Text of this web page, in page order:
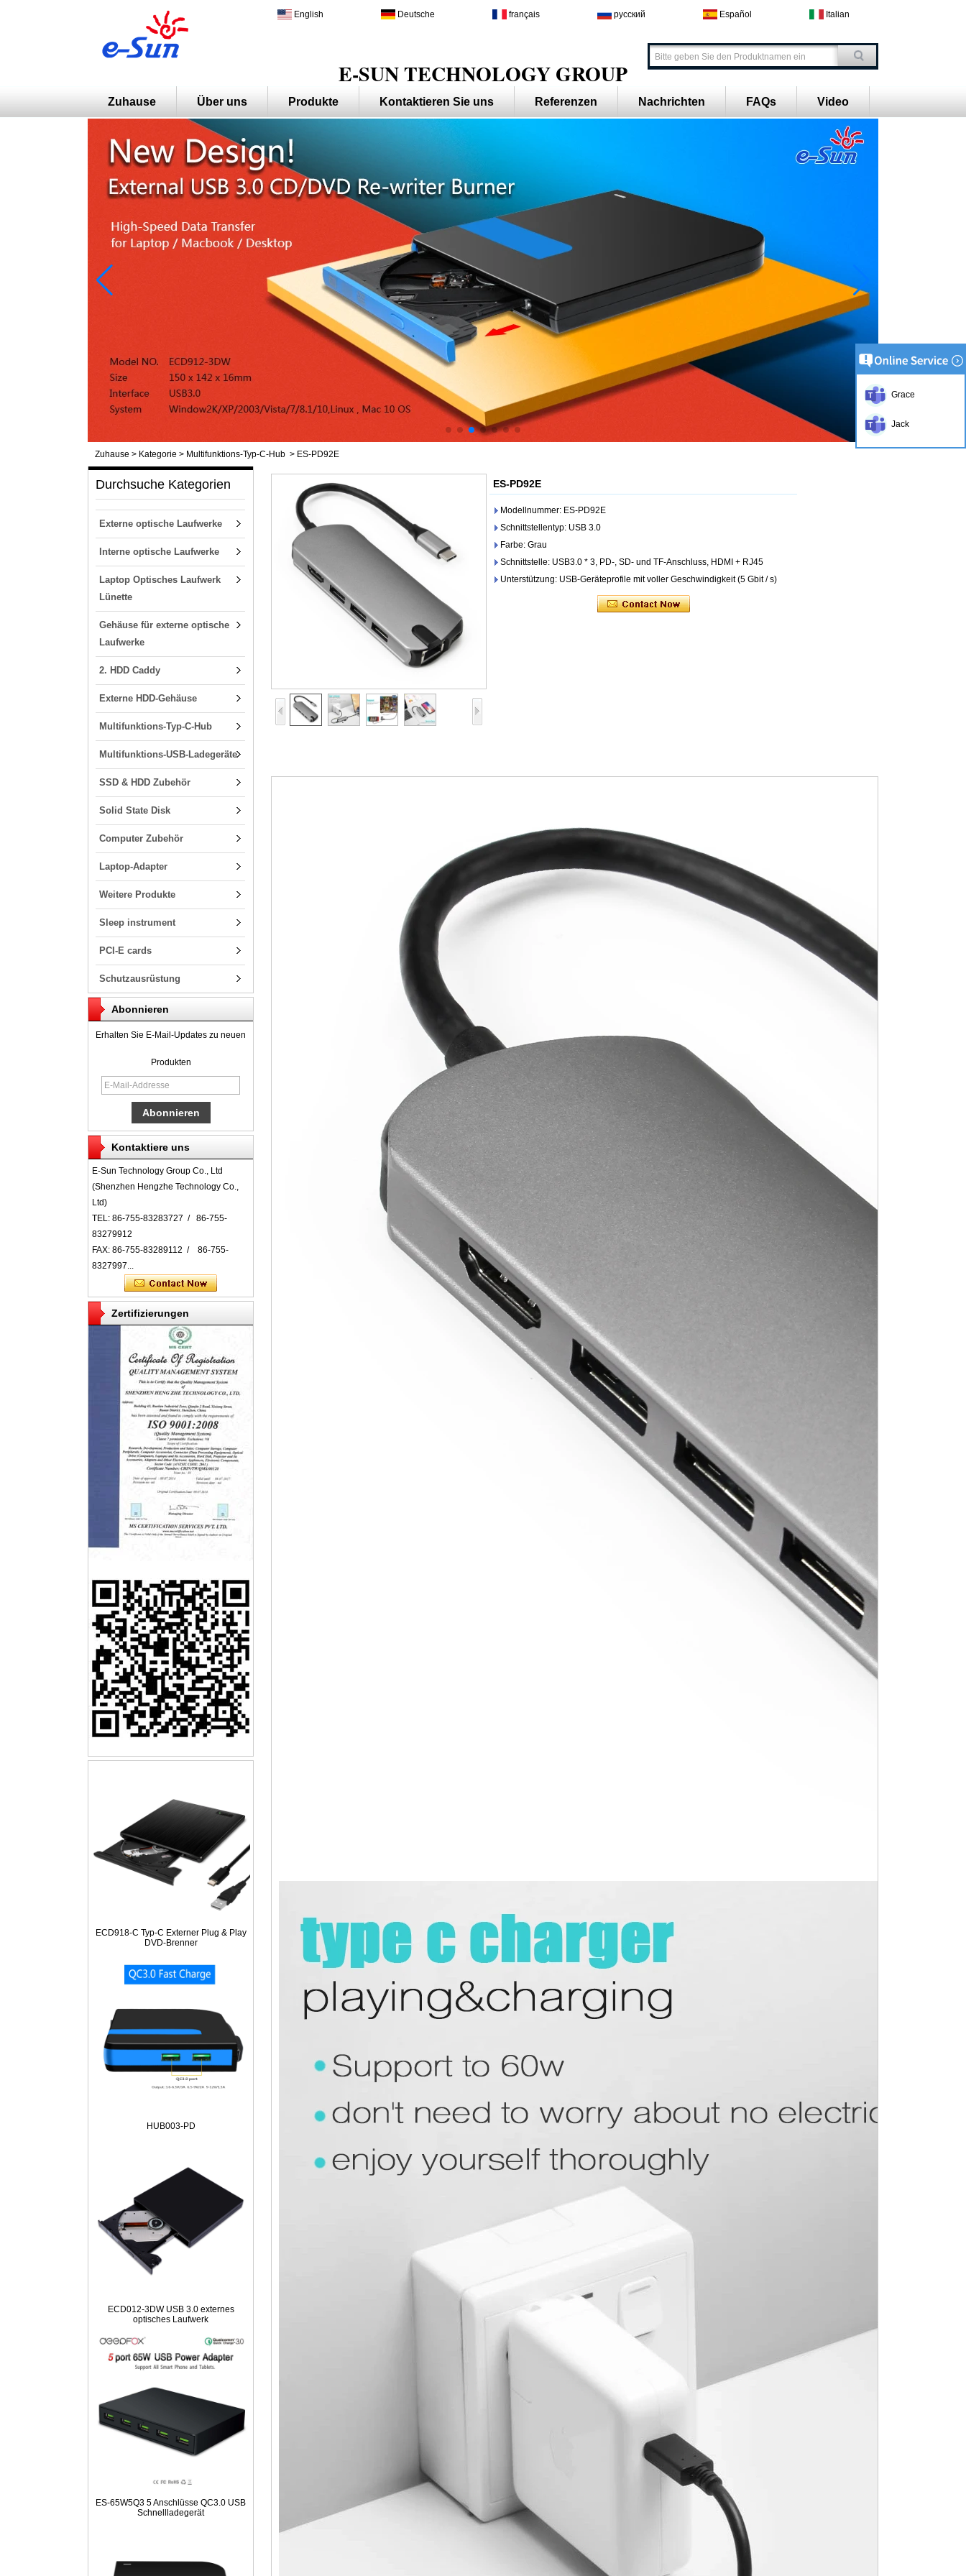
E-SUN TECHNOLOGY GROUP
English Deutsche français русский Español Italian
Zuhause Über uns Produkte Kontaktieren Sie uns Referenzen Nachrichten FAQs Video
Zuhause > Kategorie > Multifunktions-Typ-C-Hub > ES-PD92E
Durchsuche Kategorien
Externe optische Laufwerke
Interne optische Laufwerke
Laptop Optisches Laufwerk
Lünette
Gehäuse für externe optische
Laufwerke
2. HDD Caddy
Externe HDD-Gehäuse
Multifunktions-Typ-C-Hub
Multifunktions-USB-Ladegeräte
SSD & HDD Zubehör
Solid State Disk
Computer Zubehör
Laptop-Adapter
Weitere Produkte
Sleep instrument
PCI-E cards
Schutzausrüstung
Abonnieren
Erhalten Sie E-Mail-Updates zu neuen
Produkten
Kontaktiere uns
E-Sun Technology Group Co., Ltd
(Shenzhen Hengzhe Technology Co.,
Ltd)
TEL: 86-755-83283727 / 86-755-
83279912
FAX: 86-755-83289112 / 86-755-
8327997...
Zertifizierungen
ECD918-C Typ-C Externer Plug & Play
DVD-Brenner
HUB003-PD
ECD012-3DW USB 3.0 externes
optisches Laufwerk
ES-65W5Q3 5 Anschlüsse QC3.0 USB
Schnellladegerät
ES-PD92E
Modellnummer: ES-PD92E
Schnittstellentyp: USB 3.0
Farbe: Grau
Schnittstelle: USB3.0 * 3, PD-, SD- und TF-Anschluss, HDMI + RJ45
Unterstützung: USB-Geräteprofile mit voller Geschwindigkeit (5 Gbit / s)
Grace
Jack